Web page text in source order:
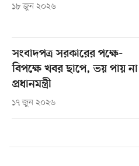
১৮ জুন ২০২৬
সংবাদপত্র সরকারের পক্ষে-
বিপক্ষে খবর ছাপে, ভয় পায়
প্রধানমন্ত্রী
১৭ জুন ২০২৬